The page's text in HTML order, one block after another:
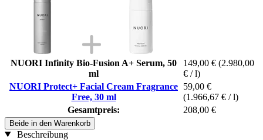
NUORI Infinity Bio-Fusion A+ Serum, 50
ml
149,00 € (2.980,00
€ / l)
NUORI Protect+ Facial Cream Fragrance
Free, 30 ml
59,00 €
(1.966,67 € / l)
Gesamtpreis:
208,00 €
Beide in den Warenkorb
Beschreibung